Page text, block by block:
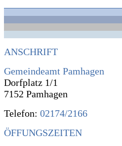
ANSCHRIFT
Gemeindeamt Pamhagen
Dorfplatz 1/1
7152 Pamhagen
Telefon: 02174/2166
ÖFFUNGSZEITEN